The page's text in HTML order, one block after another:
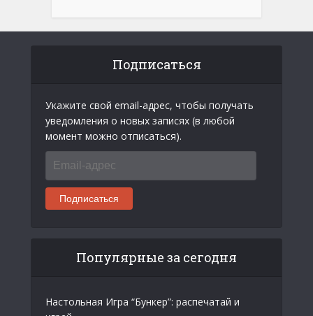
Подписаться
Укажите свой email-адрес, чтобы получать
уведомления о новых записях (в любой
момент можно отписаться).
Email-
адрес
Подписаться
Популярные за сегодня
Настольная Игра “Бункер”: распечатай и